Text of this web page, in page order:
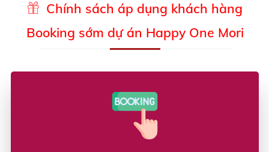
Chính sách áp dụng khách hàng
Booking sớm dự án Happy One Mori